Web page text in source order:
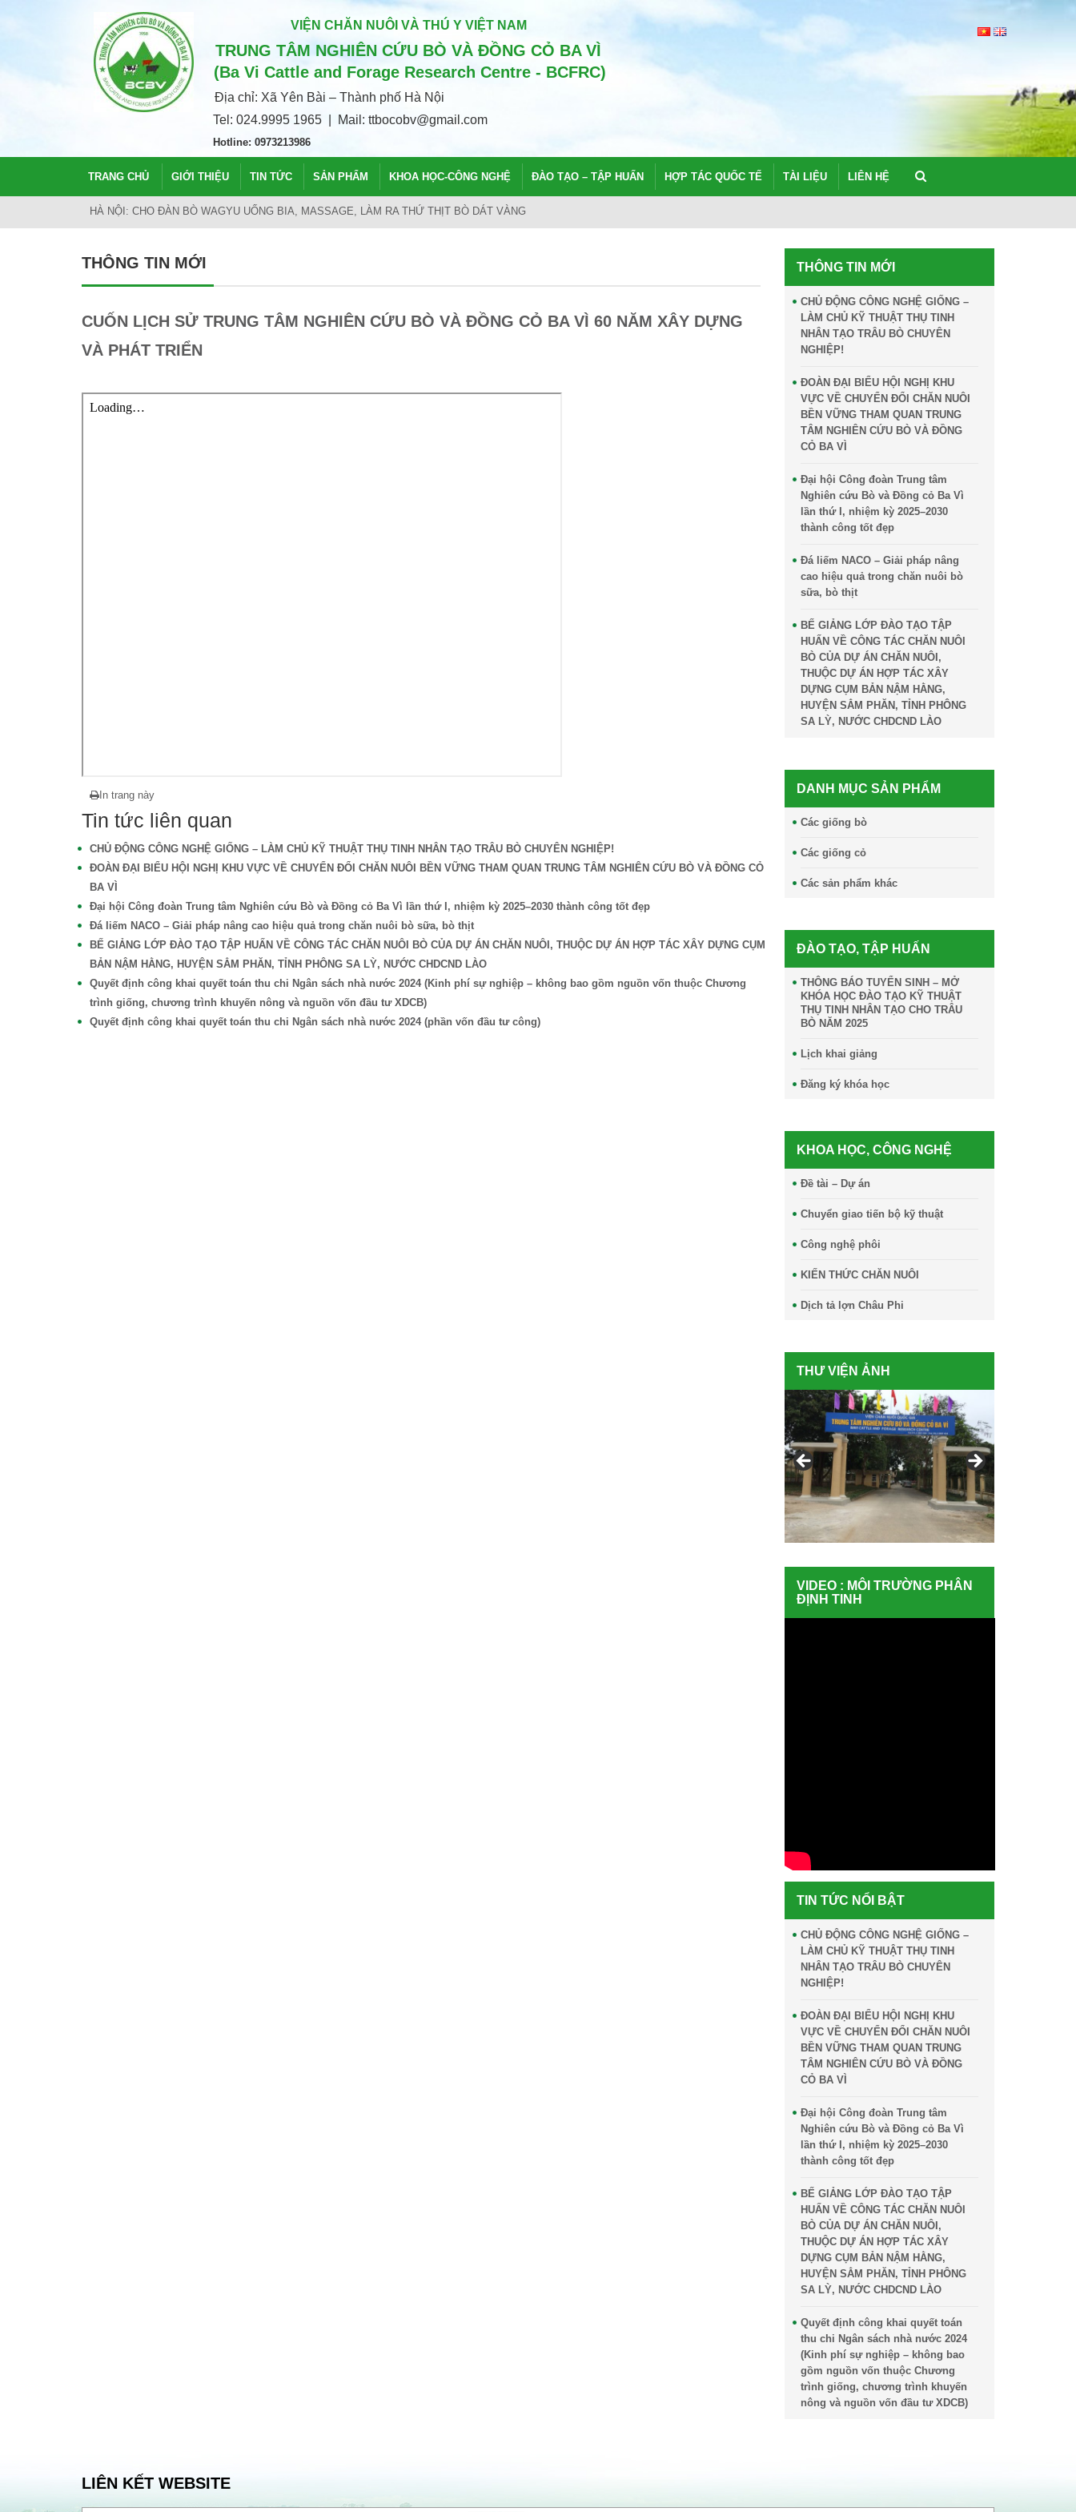
VIỆN CHĂN NUÔI VÀ THÚ Y VIỆT NAM
TRUNG TÂM NGHIÊN CỨU BÒ VÀ ĐỒNG CỎ BA VÌ
(Ba Vi Cattle and Forage Research Centre - BCFRC)
Địa chỉ: Xã Yên Bài – Thành phố Hà Nội
Tel: 024.9995 1965 | Mail: ttbocobv@gmail.com
Hotline: 0973213986
TRANG CHỦ GIỚI THIỆU TIN TỨC SẢN PHẨM KHOA HỌC-CÔNG NGHỆ ĐÀO TẠO – TẬP HUẤN HỢP TÁC QUỐC TẾ TÀI LIỆU LIÊN HỆ
NGHIÊN CỨU CHUỖI GIÁ TRỊ TUẦN HOÀN BÒ THỊT CHẤT LƯỢNG CAO VIỆT NAM
THÔNG TIN MỚI
CUỐN LỊCH SỬ TRUNG TÂM NGHIÊN CỨU BÒ VÀ ĐỒNG CỎ BA VÌ 60 NĂM XÂY DỰNG
VÀ PHÁT TRIỂN
In trang này
Tin tức liên quan
CHỦ ĐỘNG CÔNG NGHỆ GIỐNG – LÀM CHỦ KỸ THUẬT THỤ TINH NHÂN TẠO TRÂU BÒ CHUYÊN NGHIỆP!
ĐOÀN ĐẠI BIỂU HỘI NGHỊ KHU VỰC VỀ CHUYỂN ĐỔI CHĂN NUÔI BỀN VỮNG THAM QUAN TRUNG TÂM NGHIÊN CỨU BÒ VÀ ĐỒNG CỎ
BA VÌ
Đại hội Công đoàn Trung tâm Nghiên cứu Bò và Đồng cỏ Ba Vì lần thứ I, nhiệm kỳ 2025–2030 thành công tốt đẹp
Đá liếm NACO – Giải pháp nâng cao hiệu quả trong chăn nuôi bò sữa, bò thịt
BẾ GIẢNG LỚP ĐÀO TẠO TẬP HUẤN VỀ CÔNG TÁC CHĂN NUÔI BÒ CỦA DỰ ÁN CHĂN NUÔI, THUỘC DỰ ÁN HỢP TÁC XÂY DỰNG CỤM
BẢN NẬM HẰNG, HUYỆN SẲM PHĂN, TỈNH PHÔNG SA LỲ, NƯỚC CHDCND LÀO
Quyết định công khai quyết toán thu chi Ngân sách nhà nước 2024 (Kinh phí sự nghiệp – không bao gồm nguồn vốn thuộc Chương
trình giống, chương trình khuyến nông và nguồn vốn đầu tư XDCB)
Quyết định công khai quyết toán thu chi Ngân sách nhà nước 2024 (phần vốn đầu tư công)
THÔNG TIN MỚI
CHỦ ĐỘNG CÔNG NGHỆ GIỐNG –
LÀM CHỦ KỸ THUẬT THỤ TINH
NHÂN TẠO TRÂU BÒ CHUYÊN
NGHIỆP!
ĐOÀN ĐẠI BIỂU HỘI NGHỊ KHU
VỰC VỀ CHUYỂN ĐỔI CHĂN NUÔI
BỀN VỮNG THAM QUAN TRUNG
TÂM NGHIÊN CỨU BÒ VÀ ĐỒNG
CỎ BA VÌ
Đại hội Công đoàn Trung tâm
Nghiên cứu Bò và Đồng cỏ Ba Vì
lần thứ I, nhiệm kỳ 2025–2030
thành công tốt đẹp
Đá liếm NACO – Giải pháp nâng
cao hiệu quả trong chăn nuôi bò
sữa, bò thịt
BẾ GIẢNG LỚP ĐÀO TẠO TẬP
HUẤN VỀ CÔNG TÁC CHĂN NUÔI
BÒ CỦA DỰ ÁN CHĂN NUÔI,
THUỘC DỰ ÁN HỢP TÁC XÂY
DỰNG CỤM BẢN NẬM HẰNG,
HUYỆN SẲM PHĂN, TỈNH PHÔNG
SA LỲ, NƯỚC CHDCND LÀO
DANH MỤC SẢN PHẨM
Các giống bò
Các giống cỏ
Các sản phẩm khác
ĐÀO TẠO, TẬP HUẤN
THÔNG BÁO TUYỂN SINH – MỞ
KHÓA HỌC ĐÀO TẠO KỸ THUẬT
THỤ TINH NHÂN TẠO CHO TRÂU
BÒ NĂM 2025
Lịch khai giảng
Đăng ký khóa học
KHOA HỌC, CÔNG NGHỆ
Đề tài – Dự án
Chuyển giao tiến bộ kỹ thuật
Công nghệ phôi
KIẾN THỨC CHĂN NUÔI
Dịch tả lợn Châu Phi
THƯ VIỆN ẢNH
VIDEO : MÔI TRƯỜNG PHÂN
ĐỊNH TINH
TIN TỨC NỔI BẬT
CHỦ ĐỘNG CÔNG NGHỆ GIỐNG –
LÀM CHỦ KỸ THUẬT THỤ TINH
NHÂN TẠO TRÂU BÒ CHUYÊN
NGHIỆP!
ĐOÀN ĐẠI BIỂU HỘI NGHỊ KHU
VỰC VỀ CHUYỂN ĐỔI CHĂN NUÔI
BỀN VỮNG THAM QUAN TRUNG
TÂM NGHIÊN CỨU BÒ VÀ ĐỒNG
CỎ BA VÌ
Đại hội Công đoàn Trung tâm
Nghiên cứu Bò và Đồng cỏ Ba Vì
lần thứ I, nhiệm kỳ 2025–2030
thành công tốt đẹp
BẾ GIẢNG LỚP ĐÀO TẠO TẬP
HUẤN VỀ CÔNG TÁC CHĂN NUÔI
BÒ CỦA DỰ ÁN CHĂN NUÔI,
THUỘC DỰ ÁN HỢP TÁC XÂY
DỰNG CỤM BẢN NẬM HẰNG,
HUYỆN SẲM PHĂN, TỈNH PHÔNG
SA LỲ, NƯỚC CHDCND LÀO
Quyết định công khai quyết toán
thu chi Ngân sách nhà nước 2024
(Kinh phí sự nghiệp – không bao
gồm nguồn vốn thuộc Chương
trình giống, chương trình khuyến
nông và nguồn vốn đầu tư XDCB)
LIÊN KẾT WEBSITE